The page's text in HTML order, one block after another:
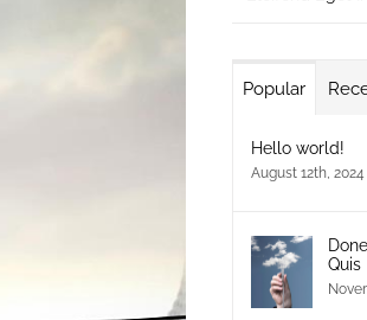
Popular
Hello world!
August 12th, 2024
Quis